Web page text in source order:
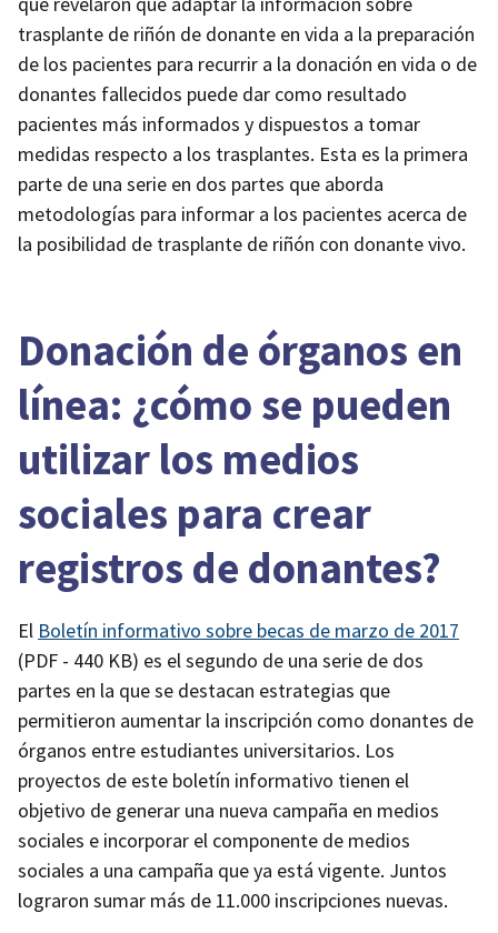
trasplante de riñón de donante en vida a la preparación
de los pacientes para recurrir a la donación en vida o de
donantes fallecidos puede dar como resultado
pacientes más informados y dispuestos a tomar
medidas respecto a los trasplantes. Esta es la primera
parte de una serie en dos partes que aborda
metodologías para informar a los pacientes acerca de
la posibilidad de trasplante de riñón con donante vivo.
Donación de órganos en
línea: ¿cómo se pueden
utilizar los medios
sociales para crear
registros de donantes?
El Boletín informativo sobre becas de marzo de 2017
(PDF - 440 KB) es el segundo de una serie de dos
partes en la que se destacan estrategias que
permitieron aumentar la inscripción como donantes de
órganos entre estudiantes universitarios. Los
proyectos de este boletín informativo tienen el
objetivo de generar una nueva campaña en medios
sociales e incorporar el componente de medios
sociales a una campaña que ya está vigente. Juntos
lograron sumar más de 11.000 inscripciones nuevas.